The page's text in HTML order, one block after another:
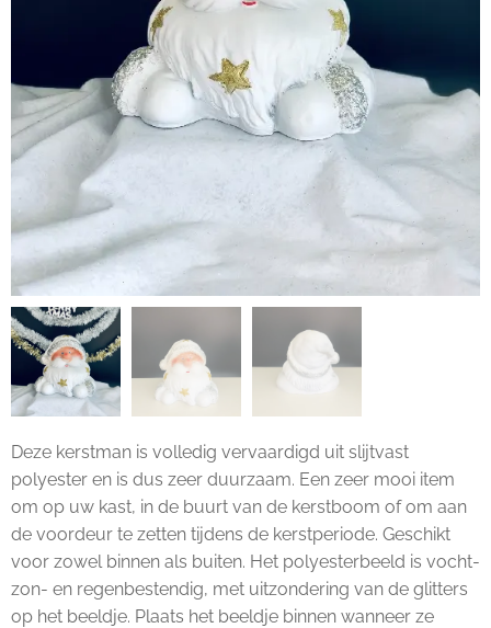
Deze kerstman is volledig vervaardigd uit slijtvast
polyester en is dus zeer duurzaam. Een zeer mooi item
om op uw kast, in de buurt van de kerstboom of om aan
de voordeur te zetten tijdens de kerstperiode. Geschikt
voor zowel binnen als buiten. Het polyesterbeeld is vocht-
zon- en regenbestendig, met uitzondering van de glitters
op het beeldje. Plaats het beeldje binnen wanneer ze